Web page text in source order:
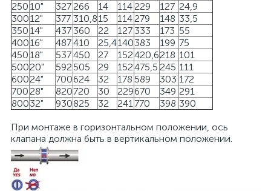
250 10" 327266 14 114229 127 24,9
30012" 377 310,815 114279 148 33,5
350 14" 437 360 22 127 333 173 55
40016" 487410 25,4140383 199 75
450 18" 537450 27 152420,6218 101
50020" 592505 29 152475,5 245 111
60024" 700624 32 178 589 303 172
70028" 820720 30 229670 349 291
80032" 930825 32 241770 398 390
При монтаже в горизонтальном положении, ось
клапана должна быть в вертикальном положении.